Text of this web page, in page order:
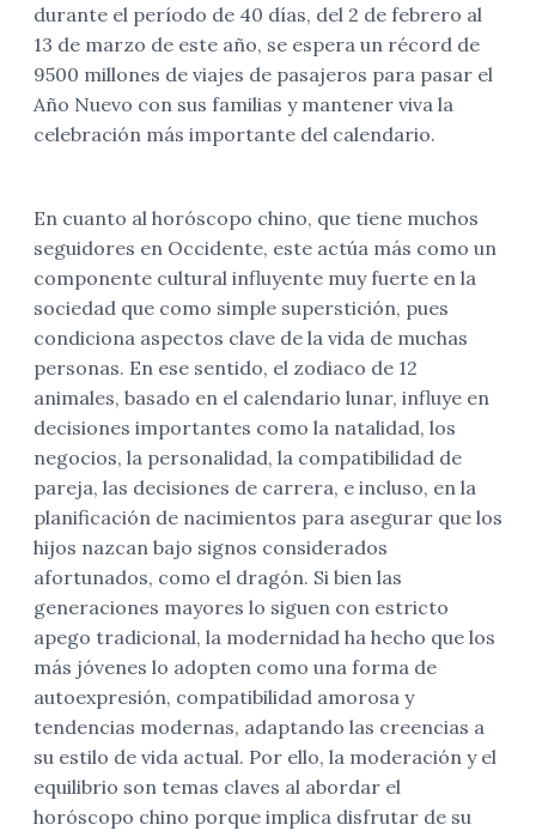
durante el período de 40 días, del 2 de febrero al
13 de marzo de este año, se espera un récord de
9500 millones de viajes de pasajeros para pasar el
Año Nuevo con sus familias y mantener viva la
celebración más importante del calendario.
En cuanto al horóscopo chino, que tiene muchos
seguidores en Occidente, este actúa más como un
componente cultural influyente muy fuerte en la
sociedad que como simple superstición, pues
condiciona aspectos clave de la vida de muchas
personas. En ese sentido, el zodiaco de 12
animales, basado en el calendario lunar, influye en
decisiones importantes como la natalidad, los
negocios, la personalidad, la compatibilidad de
pareja, las decisiones de carrera, e incluso, en la
planificación de nacimientos para asegurar que los
hijos nazcan bajo signos considerados
afortunados, como el dragón. Si bien las
generaciones mayores lo siguen con estricto
apego tradicional, la modernidad ha hecho que los
más jóvenes lo adopten como una forma de
autoexpresión, compatibilidad amorosa y
tendencias modernas, adaptando las creencias a
su estilo de vida actual. Por ello, la moderación y el
equilibrio son temas claves al abordar el
horóscopo chino porque implica disfrutar de su